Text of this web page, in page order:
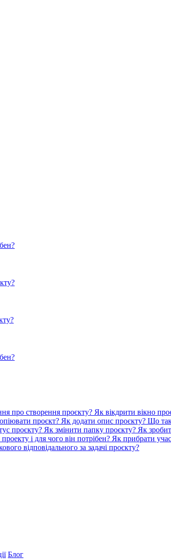
про створення проєкту? Як вікдрити вікно
проєкт? Як додати опис проєкту? Що
проєкту? Як змінити папку проєкту? Як
і для чого він потрібен? Як прибрати
відповідального за задачі проєкту?
Блог